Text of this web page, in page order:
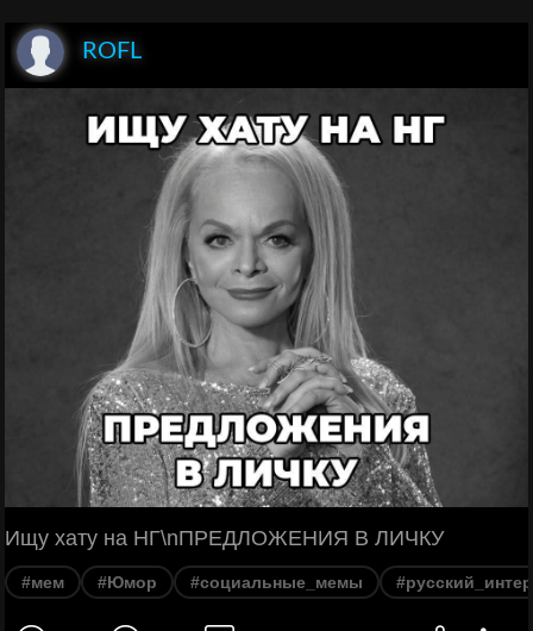
ROFL
Ищу хату на НГ\nПРЕДЛОЖЕНИЯ В ЛИЧКУ
#мем #Юмор #социальные_мемы